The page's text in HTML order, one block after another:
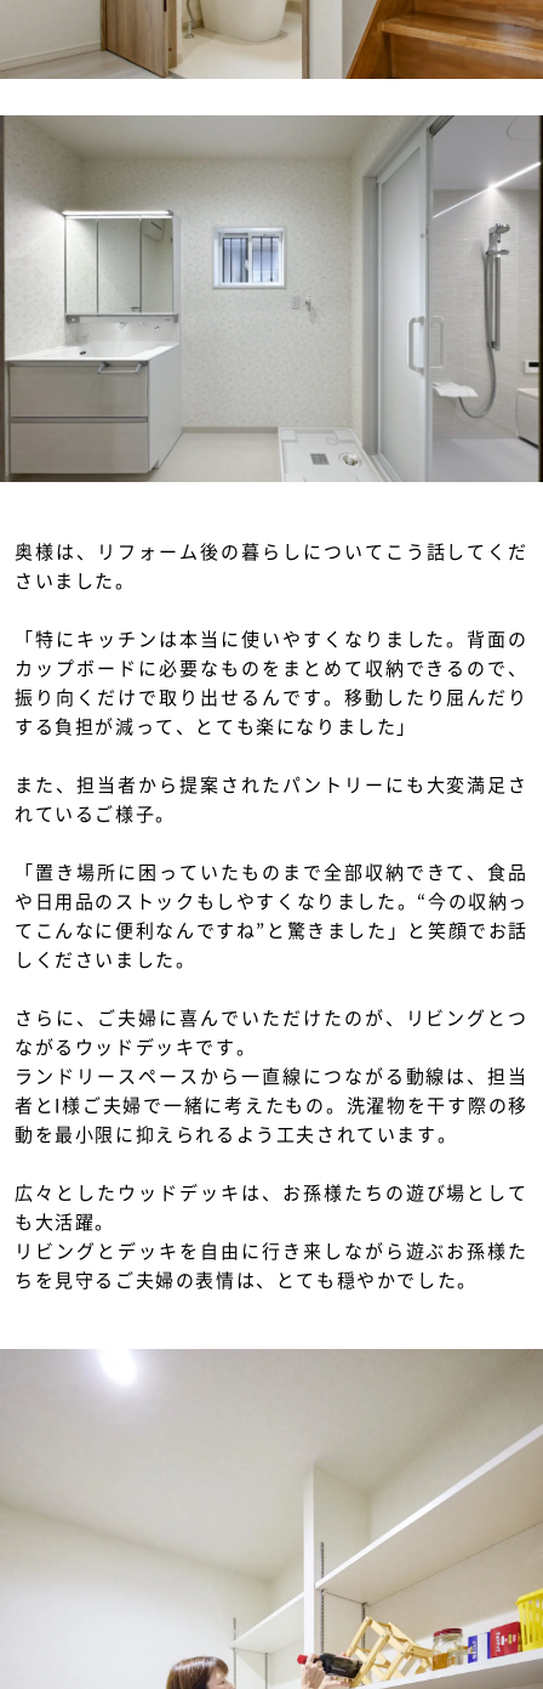
奥様は、リフォーム後の暮らしについてこう話してくだ
さいました。
「特にキッチンは本当に使いやすくなりました。背面の
カップボードに必要なものをまとめて収納できるので、
振り向くだけで取り出せるんです。移動したり屈んだり
する負担が減って、とても楽になりました」
また、担当者から提案されたパントリーにも大変満足さ
れているご様子。
「置き場所に困っていたものまで全部収納できて、食品
や日用品のストックもしやすくなりました。“今の収納っ
てこんなに便利なんですね”と驚きました」と笑顔でお話
しくださいました。
さらに、ご夫婦に喜んでいただけたのが、リビングとつ
ながるウッドデッキです。
ランドリースペースから一直線につながる動線は、担当
者とI様ご夫婦で一緒に考えたもの。洗濯物を干す際の移
動を最小限に抑えられるよう工夫されています。
広々としたウッドデッキは、お孫様たちの遊び場として
も大活躍。
リビングとデッキを自由に行き来しながら遊ぶお孫様た
ちを見守るご夫婦の表情は、とても穏やかでした。